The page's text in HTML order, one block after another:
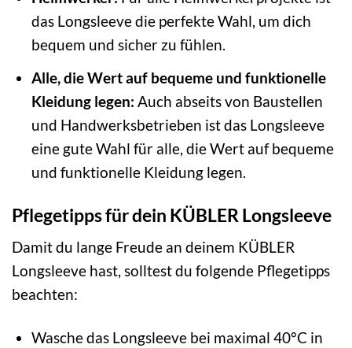
das Longsleeve die perfekte Wahl, um dich
bequem und sicher zu fühlen.
Alle, die Wert auf bequeme und funktionelle
Kleidung legen: Auch abseits von Baustellen
und Handwerksbetrieben ist das Longsleeve
eine gute Wahl für alle, die Wert auf bequeme
und funktionelle Kleidung legen.
Pflegetipps für dein KÜBLER Longsleeve
Damit du lange Freude an deinem KÜBLER
Longsleeve hast, solltest du folgende Pflegetipps
beachten:
Wasche das Longsleeve bei maximal 40°C in